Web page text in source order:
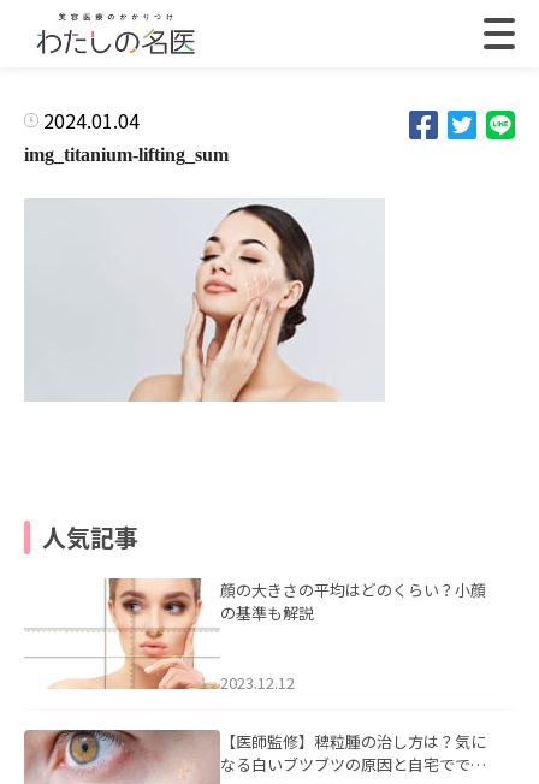
2024.01.04
img_titanium-lifting_sum
人気記事
顔の大きさの平均はどのくらい？小顔
の基準も解説
2023.12.12
【医師監修】稗粒腫の治し方は？気に
なる白いブツブツの原因と自宅ででき